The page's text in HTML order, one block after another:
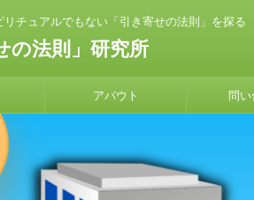
リチュアルでもない「引き寄せの法則」を探る
の法則」研究所
アバウト 問